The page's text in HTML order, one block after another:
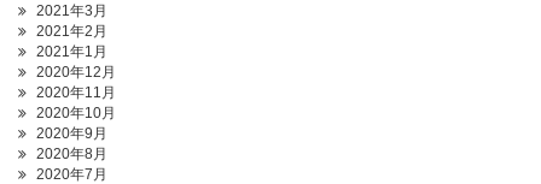
2021年3月
2021年2月
2021年1月
2020年12月
2020年11月
2020年10月
2020年9月
2020年8月
2020年7月